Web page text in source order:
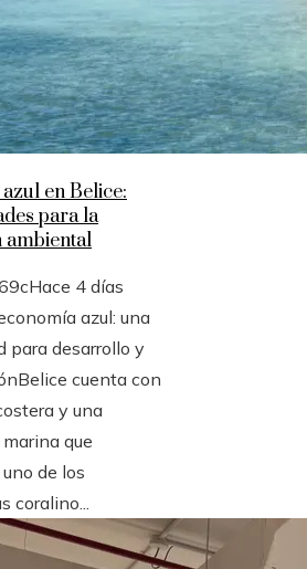
en Belice:
para la
ambiental
Hace 4 días
azul: una
para desarrollo y
cuenta con
y una
que
de los
coralino...